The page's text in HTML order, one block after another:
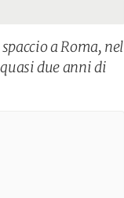
a Roma, nel
due anni di